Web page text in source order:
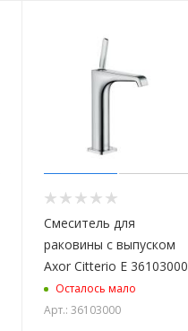
Смеситель для
раковины с выпуском
Axor Citterio E 36103000
Осталось мало
Арт.: 36103000